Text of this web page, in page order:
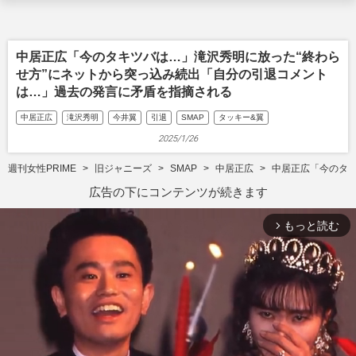
中居正広「今のタキツバは…」滝沢秀明に放った“終わら
せ方”にネットから突っ込み続出「自分の引退コメント
は…」過去の発言に矛盾を指摘される
中居正広 滝沢秀明 今井翼 引退 SMAP タッキー&翼
2025/1/26
週刊女性PRIME 旧ジャニーズ SMAP 中居正広 中居正広「今のタ
広告の下にコンテンツが続きます
arrow_forward_ios もっと読む